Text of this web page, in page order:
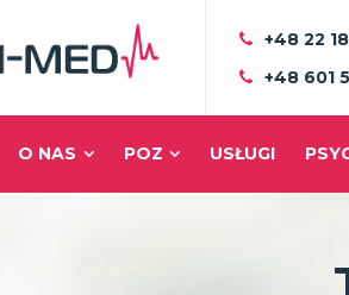
+48 22
+48 601
O NAS POZ USŁUGI